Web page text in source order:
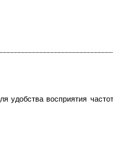
удобства восприятия